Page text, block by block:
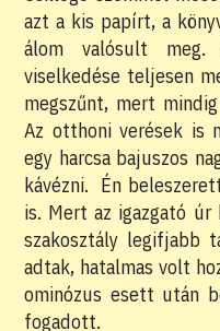
azt a kis papírt, a
álom valósult meg.
viselkedése teljesen
megszűnt, mert
Az otthoni verések is
egy harcsa bajuszos
kávézni. Én
is. Mert az igazgató úr
szakosztály legifjabb
adtak, hatalmas volt
ominózus esett után
fogadott.